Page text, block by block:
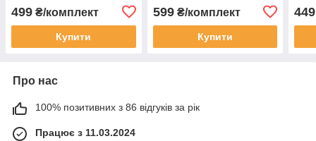
499 ₴/комплект
Купити
599₴/комплект
Купити
449
Про нас
100% позитивних з 86 відгуків за рік
Працює з 11.03.2024